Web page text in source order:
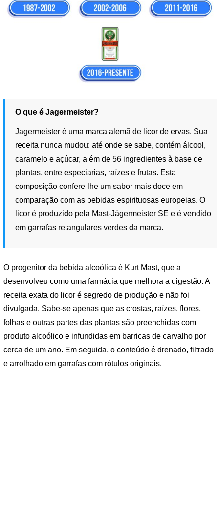
O que é Jagermeister?
Jagermeister é uma marca alemã de licor de ervas. Sua
receita nunca mudou: até onde se sabe, contém álcool,
caramelo e açúcar, além de 56 ingredientes à base de
plantas, entre especiarias, raízes e frutas. Esta
composição confere-lhe um sabor mais doce em
comparação com as bebidas espirituosas europeias. O
licor é produzido pela Mast-Jägermeister SE e é vendido
em garrafas retangulares verdes da marca.
O progenitor da bebida alcoólica é Kurt Mast, que a
desenvolveu como uma farmácia que melhora a digestão. A
receita exata do licor é segredo de produção e não foi
divulgada. Sabe-se apenas que as crostas, raízes, flores,
folhas e outras partes das plantas são preenchidas com
produto alcoólico e infundidas em barricas de carvalho por
cerca de um ano. Em seguida, o conteúdo é drenado, filtrado
e arrolhado em garrafas com rótulos originais.